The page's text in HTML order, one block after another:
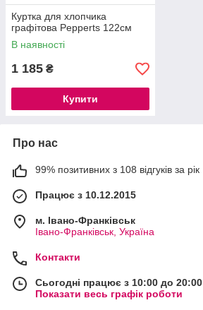
Куртка для хлопчика
графітова Pepperts 122см
В наявності
1 185 ₴
Купити
Про нас
99% позитивних з 108 відгуків за рік
Працює з 10.12.2015
м. Івано-Франківськ
Івано-Франківськ, Україна
Контакти
Сьогодні працює з 10:00 до 20:00
Показати весь графік роботи